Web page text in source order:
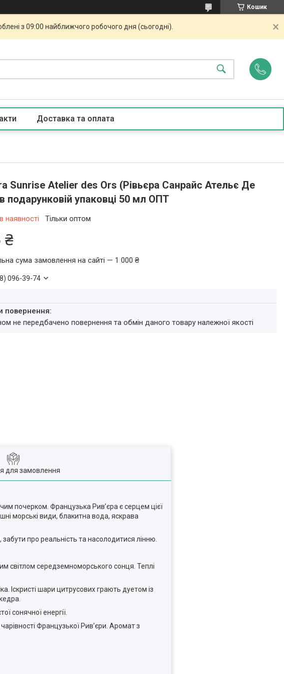
Кошик
з 09:00 найближчого робочого дня (сьогодні).
Доставка та оплата
Sunrise Atelier des Ors (Рівьєра Санрайс Ательє Де
подарунковій упаковці 50 мл ОПТ
наявності Тільки оптом
₴
сума замовлення на сайті — 1 000 ₴
096-39-74
не передбачено повернення та обмін даного товару належної якості
для замовлення
почерком. Французька Рив’єра є серцем цієї
морські види, блакитна вода, яскрава
про реальність та насолодитися лінню.
світлом середземноморського сонця. Теплі
Іскристі шари цитрусових грають дуетом із
сонячної енергії.
Французької Рив’єри. Аромат з